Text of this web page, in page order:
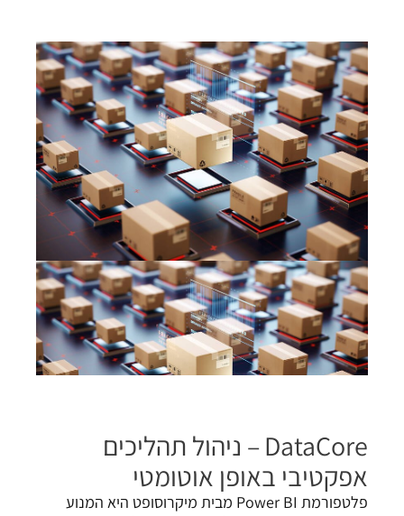
DataCore– ניהול תהליכים
אפקטיבי באופן אוטומטי
פלטפורמת Power BI מבית מיקרוסופט היא המנוע